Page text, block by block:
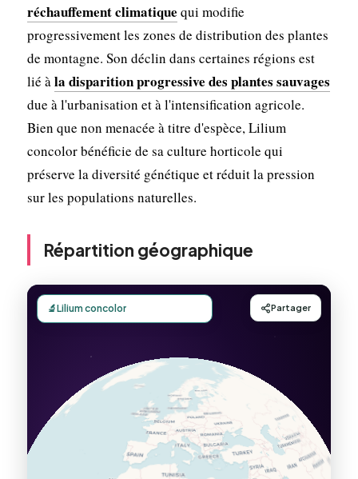
réchauffement climatique qui modifie
progressivement les zones de distribution des plantes
de montagne. Son déclin dans certaines régions est
lié àla disparition progressive des plantes sauvages
due à l'urbanisation et à l'intensification agricole.
Bien que non menacée à titre d'espèce, Lilium
concolor bénéficie de sa culture horticole qui
préserve la diversité génétique et réduit la pression
sur les populations naturelles.
Répartition géographique